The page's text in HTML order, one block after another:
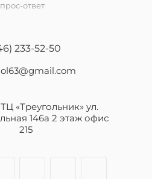
ответ
233-52-50
«Треугольник» ул.
146а 2 этаж офис
215